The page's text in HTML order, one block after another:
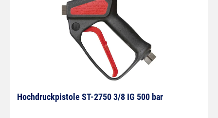
Hochdruckpistole ST-2750 3/8 IG 500 bar